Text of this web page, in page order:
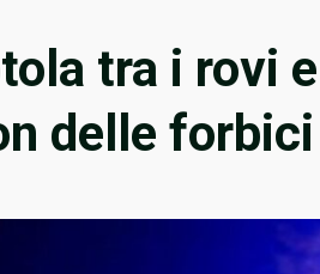
tra i rovi
delle forbici